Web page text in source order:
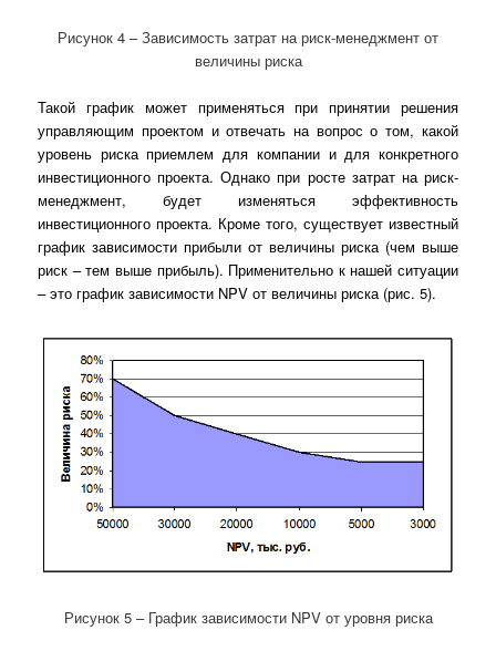
Рисунок 4 – Зависимость затрат на риск-менеджмент от
величины риска
Такой график может применяться при принятии решения
управляющим проектом и отвечать на вопрос о том, какой
уровень риска приемлем для компании и для конкретного
инвестиционного проекта. Однако при росте затрат на риск-
менеджмент, будет изменяться эффективность
инвестиционного проекта. Кроме того, существует известный
график зависимости прибыли от величины риска (чем выше
риск – тем выше прибыль). Применительно к нашей ситуации
– это график зависимости NPV от величины риска (рис. 5).
Рисунок 5 – График зависимости NPV от уровня риска